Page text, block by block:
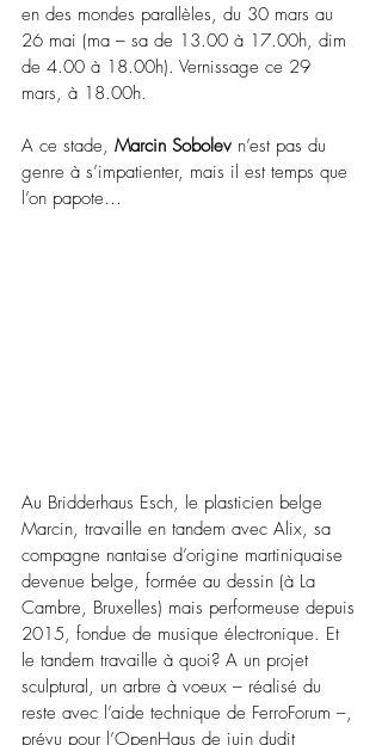
en des mondes parallèles, du 30 mars au
26 mai (ma – sa de 13.00 à 17.00h, dim
de 4.00 à 18.00h). Vernissage ce 29
mars, à 18.00h.
A ce stade, Marcin Sobolev n’est pas du
genre à s’impatienter, mais il est temps que
l’on papote…
Au Bridderhaus Esch, le plasticien belge
Marcin, travaille en tandem avec Alix, sa
compagne nantaise d’origine martiniquaise
devenue belge, formée au dessin (à La
Cambre, Bruxelles) mais performeuse depuis
2015, fondue de musique électronique. Et
le tandem travaille à quoi? A un projet
sculptural, un arbre à voeux – réalisé du
reste avec l’aide technique de FerroForum –,
prévu pour l’OpenHaus de juin dudit